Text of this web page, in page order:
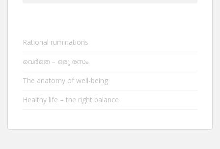
Rational ruminations
വെർതെ – ഒരു രസം
The anatomy of well-being
Healthy life – the right balance